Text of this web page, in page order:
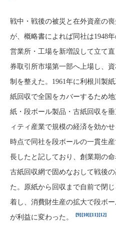
戦中・戦後の被災と在外資産の
が、概略書によれば同社は1948
営業所・工場を新増設して立て
券取引所市場第一部へ上場し、
制を整えた。1961年に利根川製
紙回収で全国をカバーするため
紙・段ボール製品・古紙回収を
ィティ産業で規模の経済を効か
時点で同社を段ボールの一貫生
長したと記しており、創業期の
古紙回収網で固めなおして戦後
た。原紙から回収まで自前で閉
着し、消費財生産の拡大で段ボ
が利益に変わった。
[9] [10] [11] [12]